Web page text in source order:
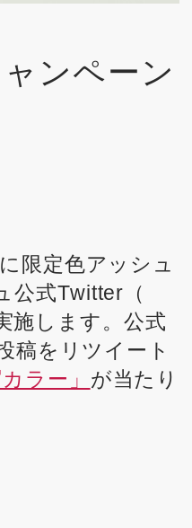
ンペーン
限定色アッシュ
公式Twitter（
施します。公式
稿をリツイート
ラー」 が当たり